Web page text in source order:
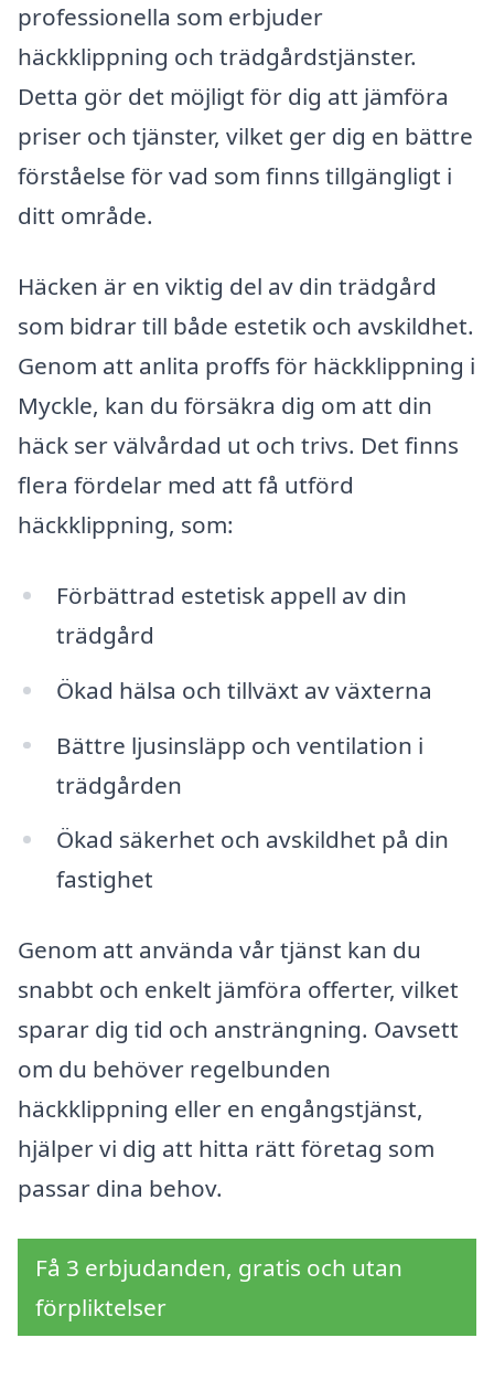
professionella som erbjuder
häckklippning och trädgårdstjänster.
Detta gör det möjligt för dig att jämföra
priser och tjänster, vilket ger dig en bättre
förståelse för vad som finns tillgängligt i
ditt område.
Häcken är en viktig del av din trädgård
som bidrar till både estetik och avskildhet.
Genom att anlita proffs för häckklippning i
Myckle, kan du försäkra dig om att din
häck ser välvårdad ut och trivs. Det finns
flera fördelar med att få utförd
häckklippning, som:
Förbättrad estetisk appell av din
trädgård
Ökad hälsa och tillväxt av växterna
Bättre ljusinsläpp och ventilation i
trädgården
Ökad säkerhet och avskildhet på din
fastighet
Genom att använda vår tjänst kan du
snabbt och enkelt jämföra offerter, vilket
sparar dig tid och ansträngning. Oavsett
om du behöver regelbunden
häckklippning eller en engångstjänst,
hjälper vi dig att hitta rätt företag som
passar dina behov.
Få 3 erbjudanden, gratis och utan
förpliktelser